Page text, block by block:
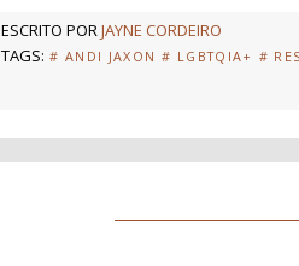
ESCRITO PORJAYNE CORDEIRO
TAGS: # ANDI JAXON # LGBTQIA+ #